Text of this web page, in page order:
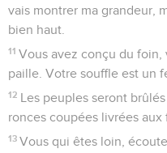
vais montrer ma grandeur,
bien haut.
11 Vous avez conçu du foin,
paille. Votre souffle est un
12 Les peuples seront
ronces coupées livrées aux
13 Vous qui êtes loin,